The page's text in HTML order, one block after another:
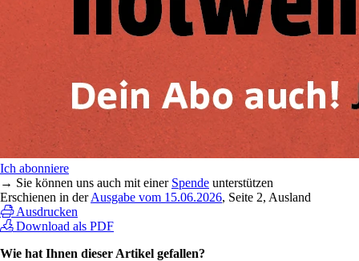
Ich abonniere
→ Sie können uns auch mit einer Spende unterstützen
Erschienen in derAusgabe vom 15.06.2026, Seite 2, Ausland
Ausdrucken
Download als PDF
Wie hat Ihnen dieser Artikel gefallen?